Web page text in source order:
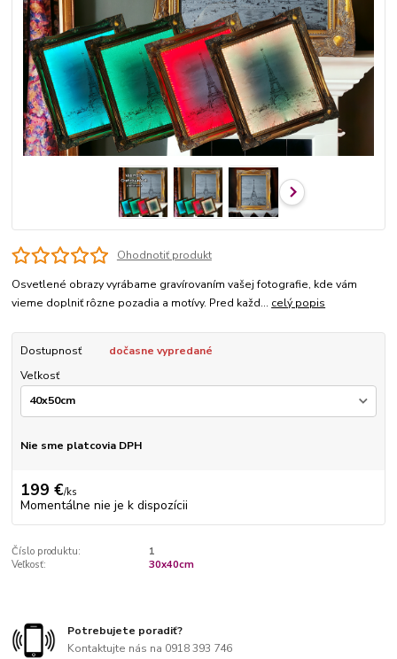
Ohodnotiť produkt
Osvetlené obrazy vyrábame gravírovaním vašej fotografie, kde vám
vieme doplniť rôzne pozadia a motívy. Pred každ... celý popis
Dostupnosť
dočasne vypredané
Veľkosť
Nie sme platcovia DPH
199 €/ks
Momentálne nie je k dispozícii
Číslo produktu:
1
Veľkosť:
30x40cm
Potrebujete poradiť?
Kontaktujte nás na 0918 393 746